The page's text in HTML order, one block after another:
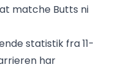
matche Butts ni
statistik fra 11-
har